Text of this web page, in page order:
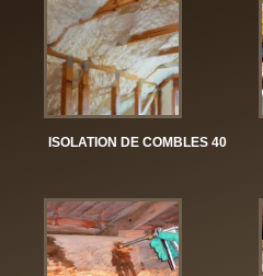
ISOLATION DE COMBLES 40